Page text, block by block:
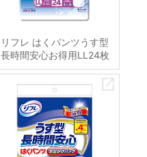
リフレ はくパンツうす型
長時間安心お得用LL24枚